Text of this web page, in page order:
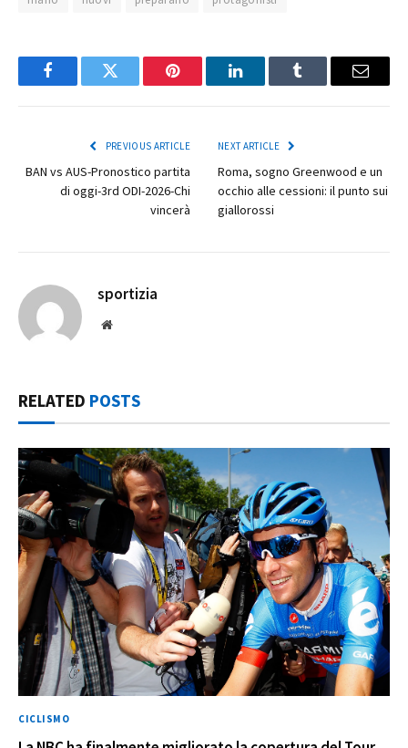
FacebookTwitter Pinterest LinkedInTumblr Email
PREVIOUS ARTICLE
BAN vs AUS-Pronostico partita
di oggi-3rd ODI-2026-Chi
vincerà
NEXT ARTICLE
Roma, sogno Greenwood e un
occhio alle cessioni: il punto sui
giallorossi
sportizia
Website
RELATED POSTS
CICLISMO